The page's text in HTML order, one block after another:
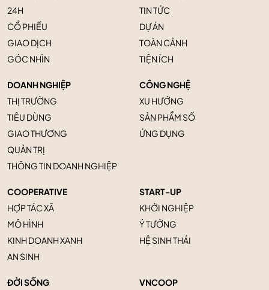
24H
CỔ PHIẾU
GIAO DỊCH
GÓC NHÌN
TIN TỨC
DỰ ÁN
TOÀN CẢNH
TIỆN ÍCH
DOANH NGHIỆP
THỊ TRƯỜNG
TIÊU DÙNG
GIAO THƯƠNG
QUẢN TRỊ
THÔNG TIN DOANH NGHIỆP
CÔNG NGHỆ
XU HƯỚNG
SẢN PHẨM SỐ
ỨNG DỤNG
COOPERATIVE
HỢP TÁC XÃ
MÔ HÌNH
KINH DOANH XANH
AN SINH
START-UP
KHỞI NGHIỆP
Ý TƯỞNG
HỆ SINH THÁI
ĐỜI SỐNG
VNCOOP